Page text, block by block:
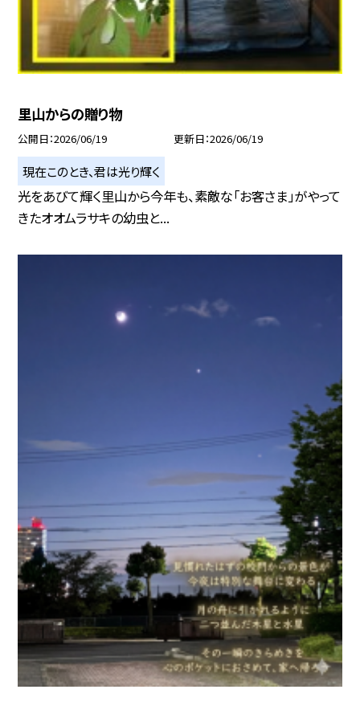
里山からの贈り物
公開日 2026/06/19 更新日 2026/06/19
現在このとき、君は光り輝く
光をあびて輝く里山から今年も、素敵な「お客さま」がやって
きたオオムラサキの幼虫と...